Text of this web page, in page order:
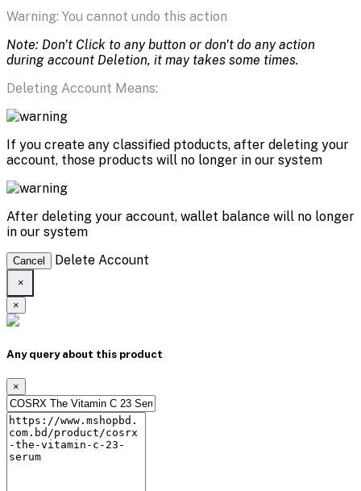
Warning: You cannot undo this action
Note: Don't Click to any button or don't do any action
during account Deletion, it may takes some times.
Deleting Account Means:
If you create any classified ptoducts, after deleting your
account, those products will no longer in our system
After deleting your account, wallet balance will no longer
in our system
Cancel Delete Account
×
×
Any query about this product
×